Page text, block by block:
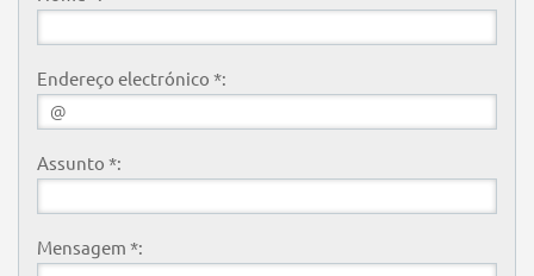
Endereço electrónico *:
Assunto *:
Mensagem *: